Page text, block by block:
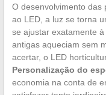
O desenvolvimento das
ao LED, a luz se torna
se ajustar exatamente
antigas aqueciam sem
acertar, o LED
Personalização do
economia na conta de